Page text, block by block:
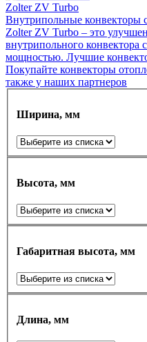
Zolter ZV Turbo
Внутрипольные конвекторы
Zolter ZV Turbo – это
внутрипольного конвектора
мощностью. Лучшие
Покупайте конвекторы
также у наших партнеров
Ширина, мм
Высота, мм
Габаритная высота, мм
Длина, мм